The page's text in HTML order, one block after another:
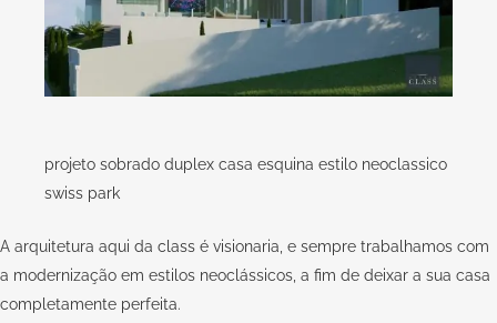
projeto sobrado duplex casa esquina estilo neoclassico
swiss park
A arquitetura aqui da class é visionaria, e sempre trabalhamos com
a modernização em estilos neoclássicos, a fim de deixar a sua casa
completamente perfeita.